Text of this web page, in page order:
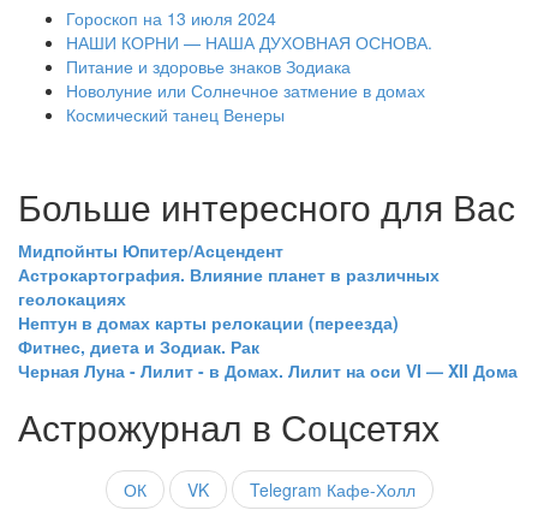
Гороскоп на 13 июля 2024
НАШИ КОРНИ — НАША ДУХОВНАЯ ОСНОВА.
Питание и здоровье знаков Зодиака
Новолуние или Солнечное затмение в домах
Космический танец Венеры
Больше интересного для Вас
Мидпойнты Юпитер/Асцендент
Астрокартография. Влияние планет в различных
геолокациях
Нептун в домах карты релокации (переезда)
Фитнес, диета и Зодиак. Рак
Черная Луна - Лилит - в Домах. Лилит на оси VI — XII Дома
Астрожурнал в Соцсетях
ОК VK Telegram Кафе-Холл